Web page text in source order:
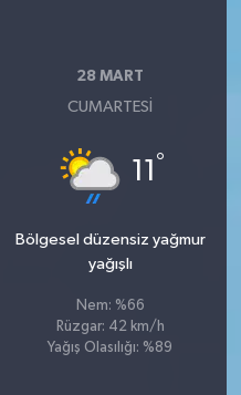
28 MART
CUMARTESI
11 °
Bölgesel düzensiz yağmur
yağışlı
Nem: %66
Rüzgar: 42 km/h
Yağış Olasılığı: %89